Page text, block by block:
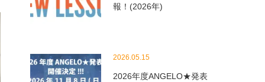
報！(2026年)
2026.05.15
2026年度ANGELO★発表